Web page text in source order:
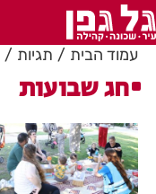
עמוד הבית תגיות
חג שבועות